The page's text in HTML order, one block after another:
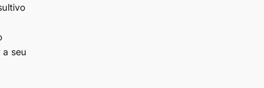
seu